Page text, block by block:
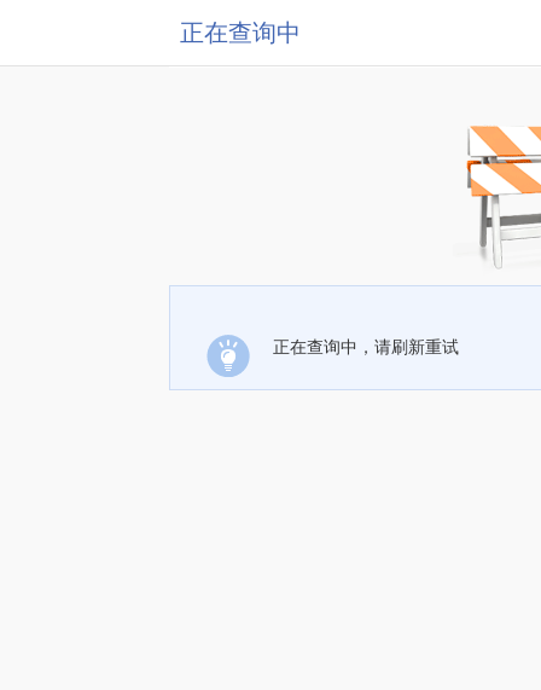
正在查询中
正在查询中，请刷新重试